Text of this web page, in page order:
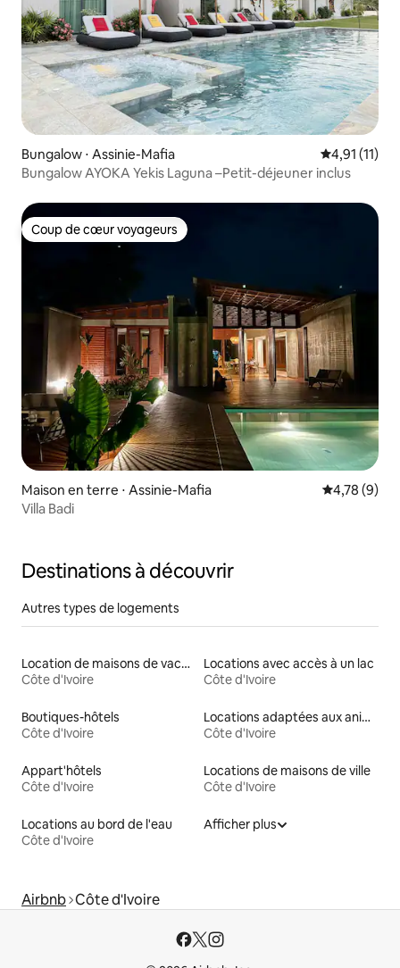
Bungalow ⋅ Assinie-Mafia Évaluation
4,91 (11)
Bungalow AYOKA Yekis Laguna –Petit-déjeuner inclus
Coup de cœur voyageurs
Coup de cœur voyageurs
Maison en terre ⋅ Assinie-Mafia Évaluation
4,78 (9)
Villa Badi
Destinations à découvrir
Autres types de logements
Location de maisons de vacances
Côte d'Ivoire
Locations avec accès à un lac
Côte d'Ivoire
Boutiques-hôtels
Côte d'Ivoire
Locations adaptées aux animaux
Côte d'Ivoire
Appart'hôtels
Côte d'Ivoire
Locations de maisons de ville
Côte d'Ivoire
Locations au bord de l'eau
Côte d'Ivoire
Afficher plus
Airbnb Côte d'Ivoire